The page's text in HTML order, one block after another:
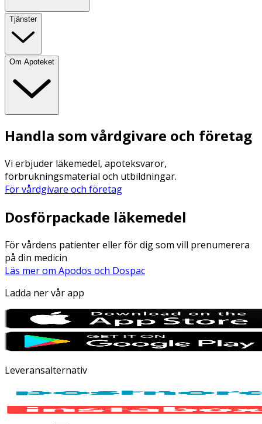
Tjänster
Om Apoteket
Handla som vårdgivare och företag
Vi erbjuder läkemedel, apoteksvaror,
förbrukningsmaterial och utbildningar.
För vårdgivare och företag
Dosförpackade läkemedel
För vårdens patienter eller för dig som vill prenumerera
på din medicin
Läs mer om Apodos och Dospac
Ladda ner vår app
Leveransalternativ